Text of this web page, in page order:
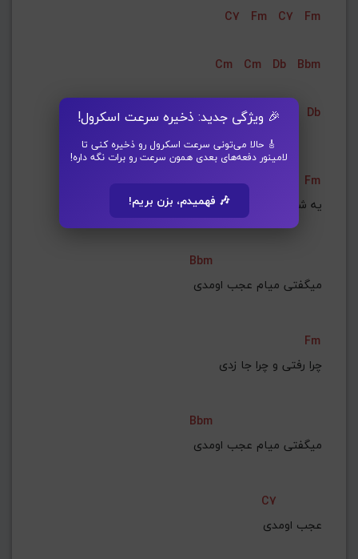
🎉 ویژگی جدید: ذخیره سرعت اسکرول!
🎸 حالا می‌تونی سرعت اسکرول رو ذخیره کنی تا
لامینور دفعه‌های بعدی همون سرعت رو برات نگه داره!
🎶 فهمیدم، بزن بریم!
C7 Fm C7 Fm
Cm Cm Db Bbm
C7 C7 Db
Fm
Bbm
میگفتی میام عجب اومدی
Fm
چرا رفتی و چرا جا زدی
Bbm
میگفتی میام عجب اومدی
C7
عجب اومدی